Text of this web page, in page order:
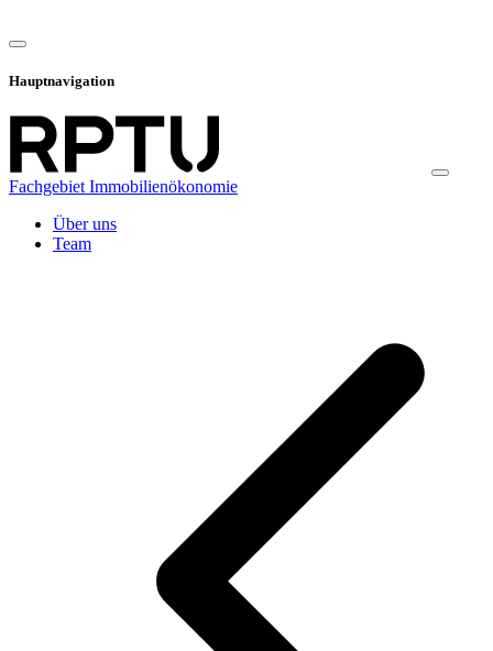
Hauptnavigation
Fachgebiet Immobilienökonomie
Über uns
Team